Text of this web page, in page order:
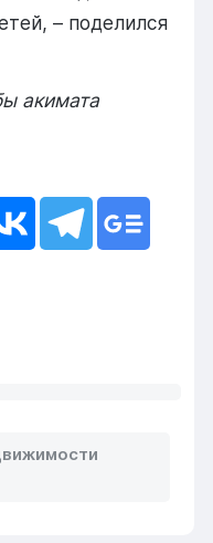
– поделился
акимата